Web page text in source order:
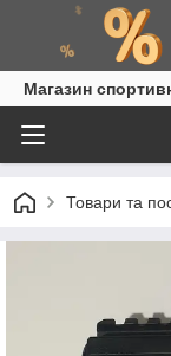
Магазин
Товари та